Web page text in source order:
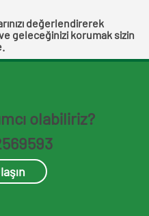
değerlendirerek
geleceğinizi korumak sizin
olabiliriz?